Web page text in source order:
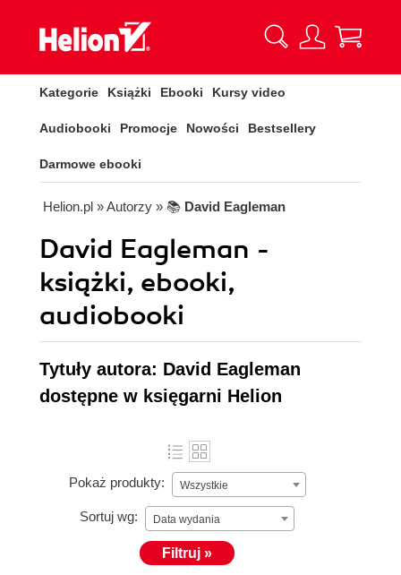
Kategorie Książki Ebooki Kursy video
Audiobooki Promocje Nowości Bestsellery
Darmowe ebooki
Helion.pl » Autorzy » 📚 David Eagleman
David Eagleman -
książki, ebooki,
audiobooki
Tytuły autora: David Eagleman
dostępne w księgarni Helion
Pokaż produkty: Wszystkie
Sortuj wg: Data wydania
Filtruj »